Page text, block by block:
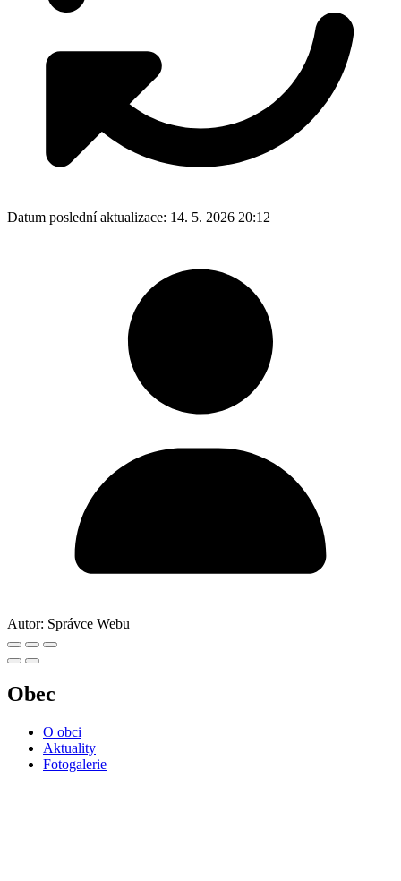
Datum poslední aktualizace: 14. 5. 2026 20:12
Autor: Správce Webu
Obec
O obci
Aktuality
Fotogalerie